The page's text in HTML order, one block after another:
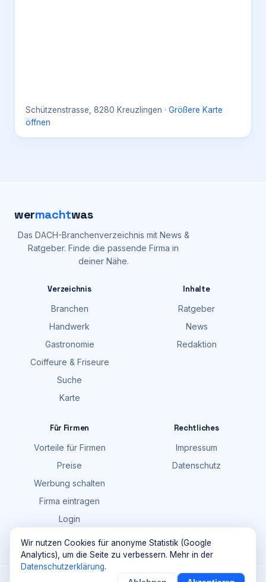
Schützenstrasse, 8280 Kreuzlingen · Größere Karte
öffnen
wermachtwas
Das DACH-Branchenverzeichnis mit News &
Ratgeber. Finde die passende Firma in
deiner Nähe.
Verzeichnis
Branchen
Handwerk
Gastronomie
Coiffeure & Friseure
Suche
Karte
Inhalte
Ratgeber
News
Redaktion
Für Firmen
Vorteile für Firmen
Preise
Werbung schalten
Firma eintragen
Login
Rechtliches
Impressum
Datenschutz
Wir nutzen Cookies für anonyme Statistik (Google
Analytics), um die Seite zu verbessern. Mehr in der
Datenschutzerklärung.